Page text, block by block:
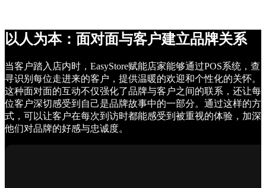
以人为本：面对面与客户建立品牌关系
当客户踏入店内时，EasyStore赋能店家能够通过POS系统，查
寻识别每位走进来的客户，提供温暖的欢迎和个性化的关怀。
这种面对面的互动不仅强化了品牌与客户之间的联系，还让每
位客户深切感受到自己是品牌故事中的一部分。通过这样的方
式，可以让客户在每次到访时都能感受到被重视的体验，加深
他们对品牌的好感与忠诚度。